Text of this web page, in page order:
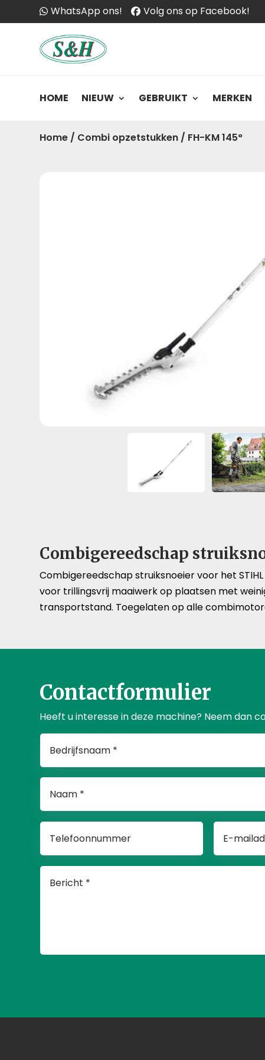
WhatsApp ons! Volg ons op Facebook!
HOME NIEUW GEBRUIKT MERKEN
Home / Combi opzetstukken / FH-KM 145°
Combigereedschap
Combigereedschap struiksnoeier voor het
voor trillingsvrij maaiwerk op plaatsen met
transportstand. Toegelaten op alle
Contactformulier
Heeft u interesse in deze machine? Neem dan